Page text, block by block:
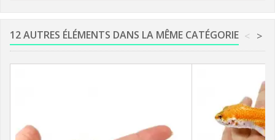
12 AUTRES ÉLÉMENTS DANS LA MÊME CATÉGORIE >
<